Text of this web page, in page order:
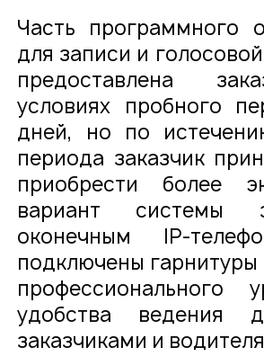
Часть программного
для записи и
предоставлена
условиях пробного
дней, но по
периода заказчик
приобрести более
вариант системы
оконечным IP-
подключены
профессионального
удобства ведения
заказчиками и